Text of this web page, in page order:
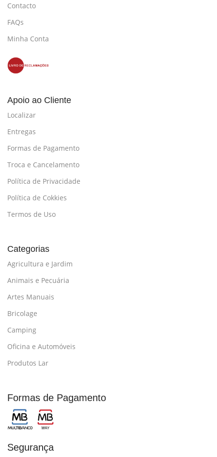
Contacto
FAQs
Minha Conta
Apoio ao Cliente
Localizar
Entregas
Formas de Pagamento
Troca e Cancelamento
Política de Privacidade
Política de Cokkies
Termos de Uso
Categorias
Agricultura e Jardim
Animais e Pecuária
Artes Manuais
Bricolage
Camping
Oficina e Automóveis
Produtos Lar
Formas de Pagamento
Segurança